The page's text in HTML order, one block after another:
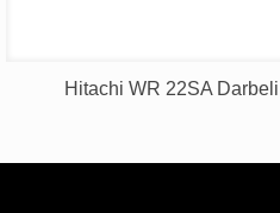
Hitachi WR 22SA